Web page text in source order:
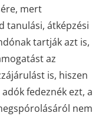
mert
tanulási, átképzési
tartják azt is,
az
is, hiszen
fedeznék ezt, a
nem